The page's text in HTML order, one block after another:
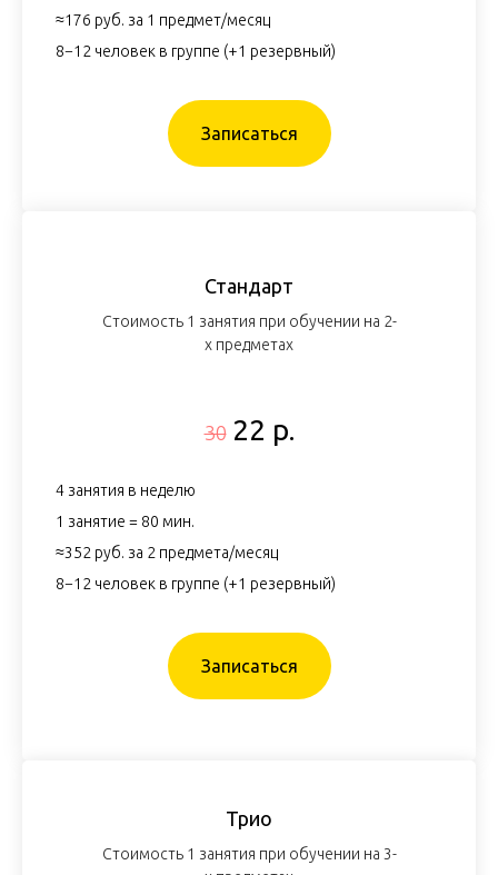
≈176 руб. за 1 предмет/месяц
8−12 человек в группе (+1 резервный)
Записаться
Стандарт
Стоимость 1 занятия при обучении на 2-
х предметах
30 22 р.
4 занятия в неделю
1 занятие = 80 мин.
≈352 руб. за 2 предмета/месяц
8−12 человек в группе (+1 резервный)
Записаться
Трио
Стоимость 1 занятия при обучении на 3-